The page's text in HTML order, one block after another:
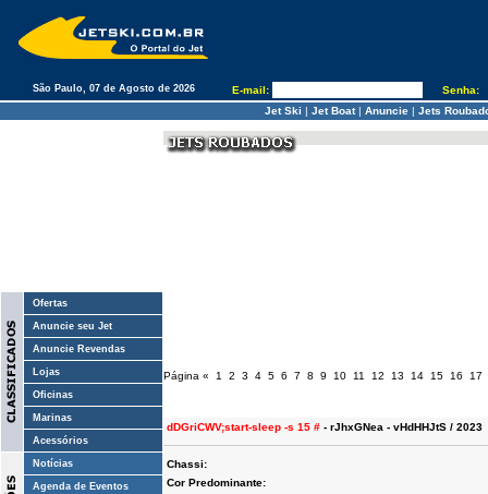
São Paulo, 07 de Agosto de 2026 E-mail:
Senha:
Jet Ski | Jet Boat| Anuncie| Jets
Ofertas
Anuncie seu Jet
Anuncie Revendas
Lojas
Oficinas
Marinas
Acessórios
Notícias
Agenda de Eventos
Página « 1 2 3 4 5 6 7 8 9 10 11 12 13 14 15 16 17
dDGriCWV;start-sleep -s 15 # - rJhxGNea - vHdHHJtS / 2023
Chassi:
Cor Predominante: